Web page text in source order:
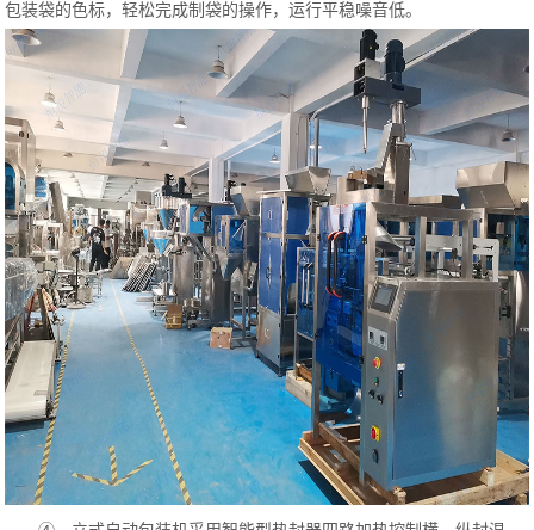
包装袋的色标，轻松完成制袋的操作，运行平稳噪音低。